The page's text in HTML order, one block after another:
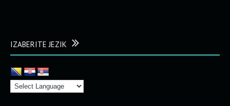
IZABERITE JEZIK